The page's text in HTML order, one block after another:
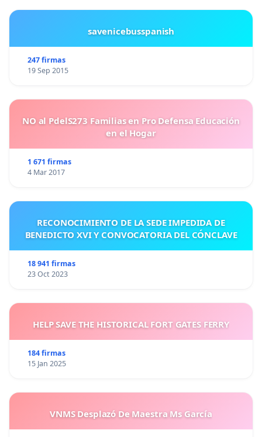
savenicebusspanish
247 firmas
19 Sep 2015
NO al PdelS273 Familias en Pro Defensa Educación
en el Hogar
1 671 firmas
4 Mar 2017
RECONOCIMIENTO DE LA SEDE IMPEDIDA DE
BENEDICTO XVI Y CONVOCATORIA DEL CÓNCLAVE
18 941 firmas
23 Oct 2023
HELP SAVE THE HISTORICAL FORT GATES FERRY
184 firmas
15 Jan 2025
VNMS Desplazó De Maestra Ms García